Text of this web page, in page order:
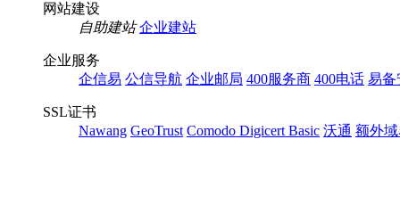
网站建设
自助建站 企业建站
企业服务
企信易 公信导航 企业邮局 400服务商 400电话 易备
SSL证书
Nawang GeoTrust Comodo Digicert Basic 沃通 额外